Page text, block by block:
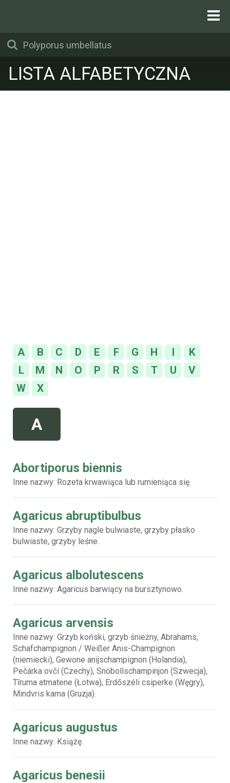
LISTA ALFABETYCZNA
A B C D E F G H I
K
L
M N O P R S T U
V
W
X
A
Abortiporus biennis
Inne nazwy: Rozeta krwawiąca lub rumieniąca się.
Agaricus abruptibulbus
Inne nazwy: Grzyby nagle bulwiaste, grzyby płasko
bulwiaste, grzyby leśne.
Agaricus albolutescens
Inne nazwy: Agaricus barwiący na bursztynowo.
Agaricus arvensis
Inne nazwy: Grzyb koński, grzyb śnieżny, Abrahams,
Schafchampignon / Weißer Anis-Champignon
(niemiecki), Gewone anijschampignon (Holandia),
Pečárka ovčí (Czechy), Snöbollschampinjon (Szwecja),
Tīruma atmatene (Łotwa), Erdőszéli csiperke (Węgry),
Mindvris kama (Gruzja).
Agaricus augustus
Inne nazwy: Książę.
Agaricus benesii